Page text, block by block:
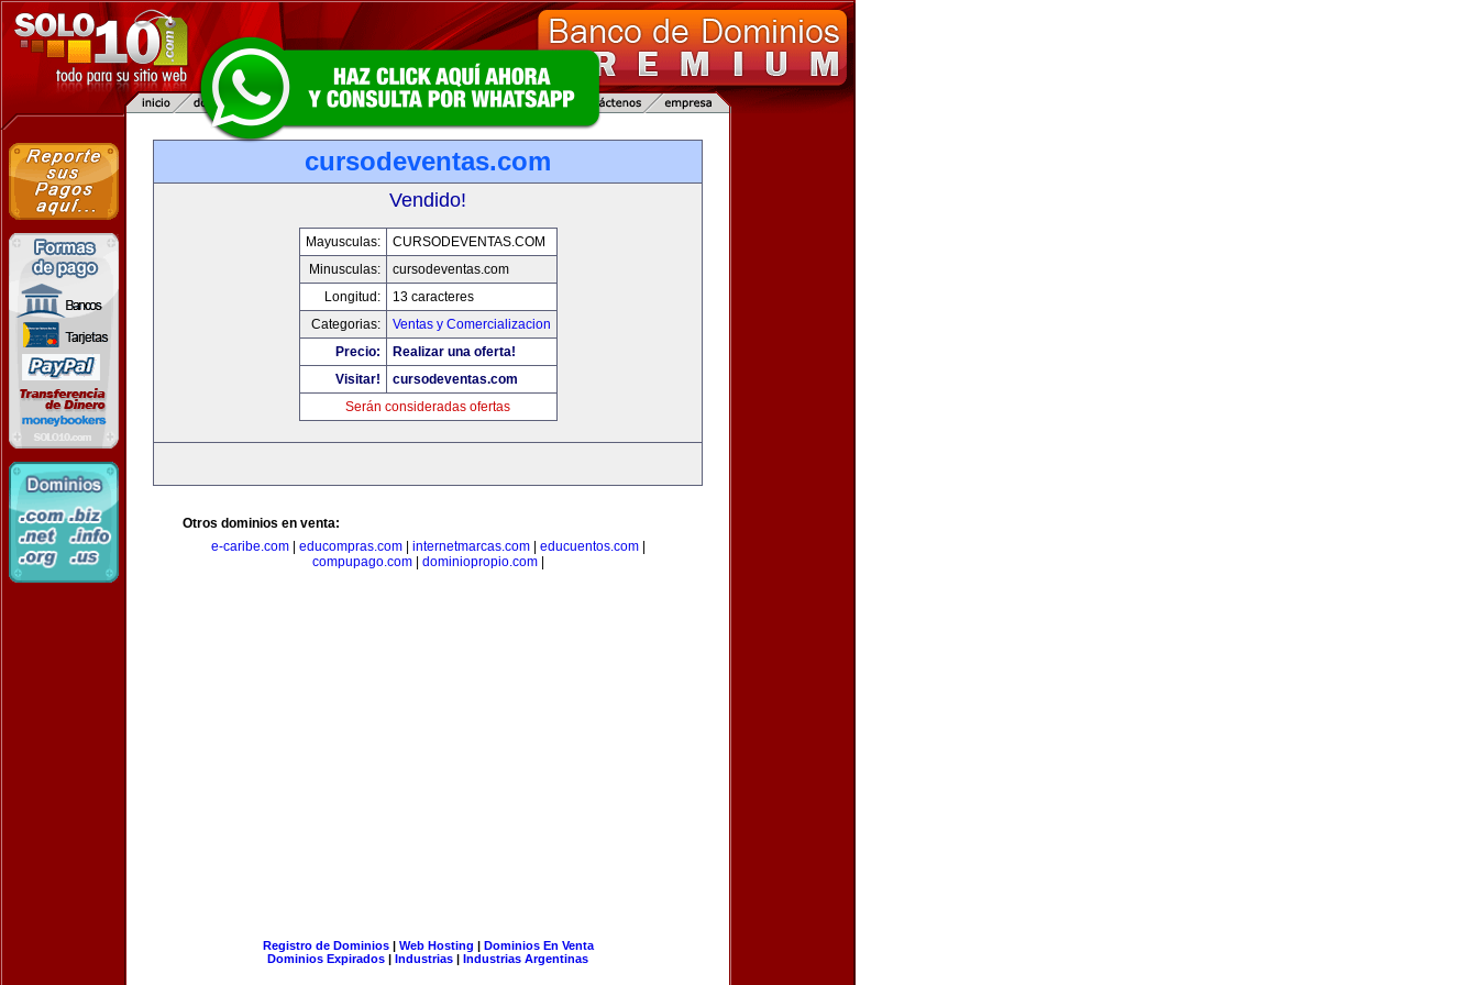
cursodeventas.com
Vendido!
Mayusculas:
CURSODEVENTAS.COM
Minusculas:
cursodeventas.com
Longitud:
13 caracteres
Categorias:
Ventas y Comercializacion
Precio:
Realizar una oferta!
Visitar!
cursodeventas.com
Serán consideradas ofertas
Otros dominios en venta:
e-caribe.com| educompras.com| internetmarcas.com| educuentos.com|
compupago.com| dominiopropio.com|
Registro de Dominios| Web Hosting | Dominios En Venta
Dominios Expirados | Industrias | Industrias Argentinas